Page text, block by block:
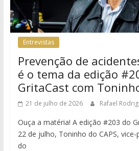
Entrevistas
Prevenção de
é o tema da edição
GritaCast com
21 de julho de 2026 Rafael
Ouça a matéria! A edição #203 do
22 de julho, Toninho do CAPS,
do